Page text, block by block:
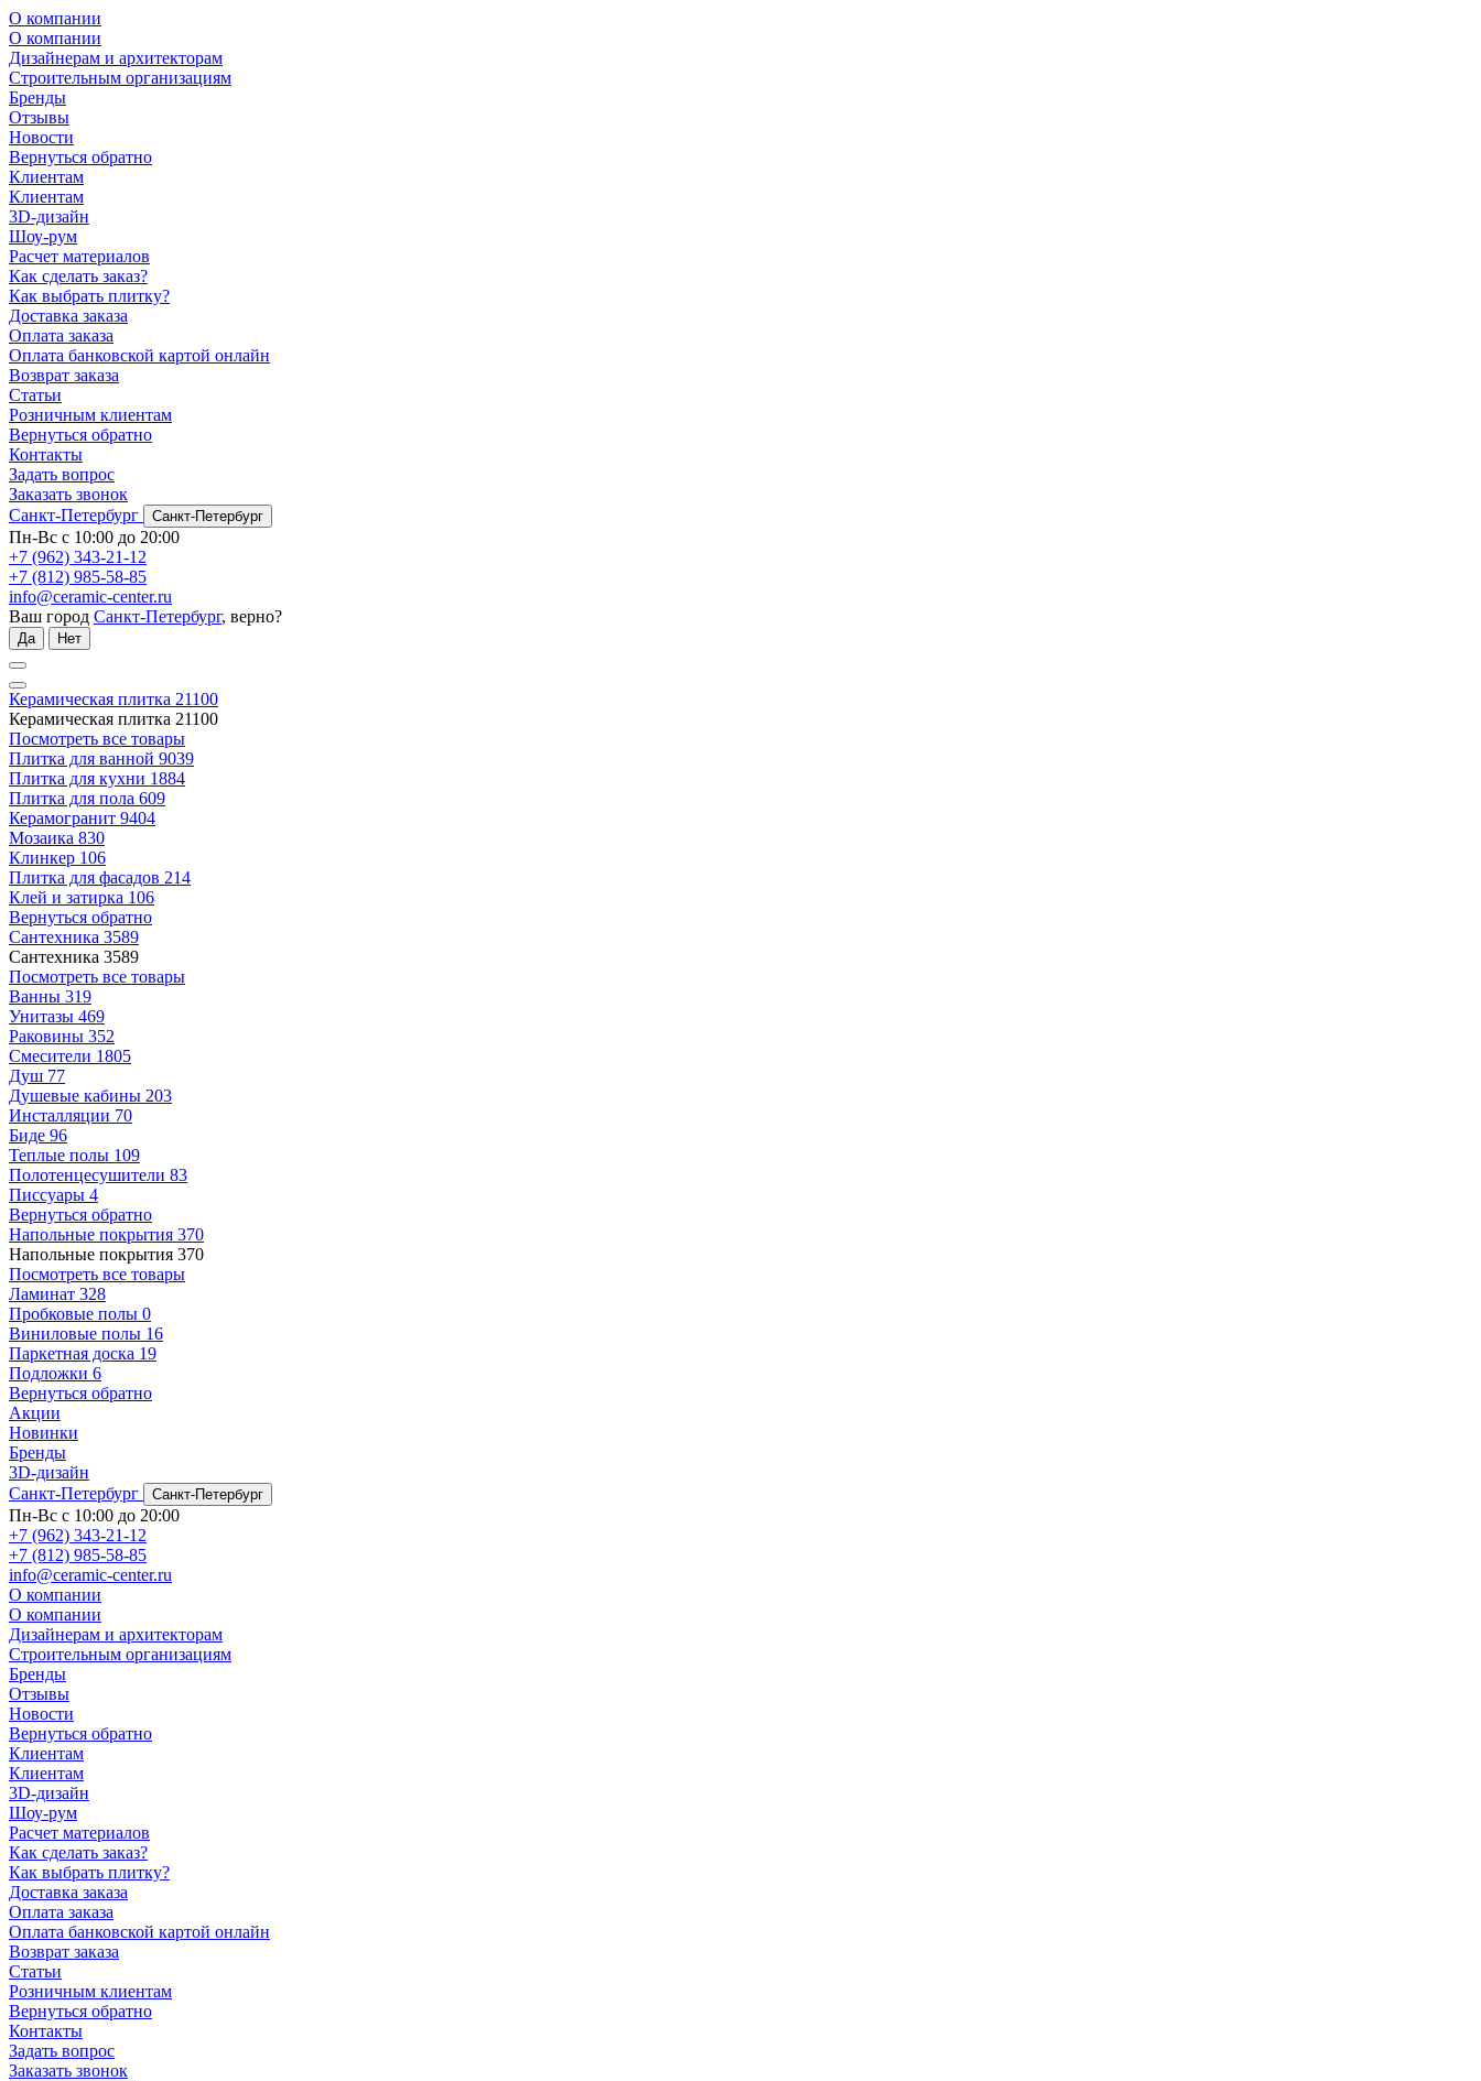
О компании
О компании
Дизайнерам и архитекторам
Строительным организациям
Бренды
Отзывы
Новости
Вернуться обратно
Клиентам
Клиентам
3D-дизайн
Шоу-рум
Расчет материалов
Как сделать заказ?
Как выбрать плитку?
Доставка заказа
Оплата заказа
Оплата банковской картой онлайн
Возврат заказа
Статьи
Розничным клиентам
Вернуться обратно
Контакты
Задать вопрос
Заказать звонок
Санкт-Петербург
Санкт-Петербург
Пн-Вс с 10:00 до 20:00
+7 (962) 343-21-12
+7 (812) 985-58-85
info@ceramic-center.ru
Ваш город Санкт-Петербург, верно?
Да Нет
Керамическая плитка 21100
Керамическая плитка 21100
Посмотреть все товары
Плитка для ванной 9039
Плитка для кухни 1884
Плитка для пола 609
Керамогранит 9404
Мозаика 830
Клинкер 106
Плитка для фасадов 214
Клей и затирка 106
Вернуться обратно
Сантехника 3589
Сантехника 3589
Посмотреть все товары
Ванны 319
Унитазы 469
Раковины 352
Смесители 1805
Душ 77
Душевые кабины 203
Инсталляции 70
Биде 96
Теплые полы 109
Полотенцесушители 83
Писсуары 4
Вернуться обратно
Напольные покрытия 370
Напольные покрытия 370
Посмотреть все товары
Ламинат 328
Пробковые полы 0
Виниловые полы 16
Паркетная доска 19
Подложки 6
Вернуться обратно
Акции
Новинки
Бренды
3D-дизайн
Санкт-Петербург
Санкт-Петербург
Пн-Вс с 10:00 до 20:00
+7 (962) 343-21-12
+7 (812) 985-58-85
info@ceramic-center.ru
О компании
О компании
Дизайнерам и архитекторам
Строительным организациям
Бренды
Отзывы
Новости
Вернуться обратно
Клиентам
Клиентам
3D-дизайн
Шоу-рум
Расчет материалов
Как сделать заказ?
Как выбрать плитку?
Доставка заказа
Оплата заказа
Оплата банковской картой онлайн
Возврат заказа
Статьи
Розничным клиентам
Вернуться обратно
Контакты
Задать вопрос
Заказать звонок